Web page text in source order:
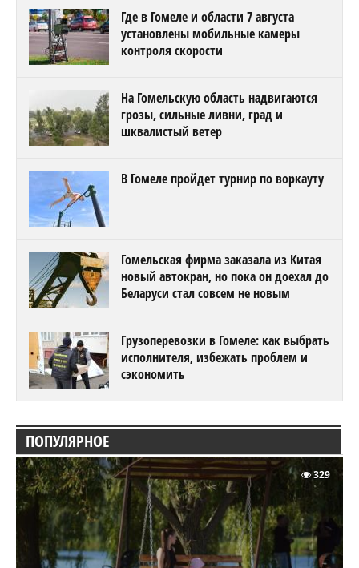
Где в Гомеле и области 7 августа
установлены мобильные камеры
контроля скорости
На Гомельскую область надвигаются
грозы, сильные ливни, град и
шквалистый ветер
В Гомеле пройдет турнир по воркауту
Гомельская фирма заказала из Китая
новый автокран, но пока он доехал до
Беларуси стал совсем не новым
Грузоперевозки в Гомеле: как выбрать
исполнителя, избежать проблем и
сэкономить
ПОПУЛЯРНОЕ
329